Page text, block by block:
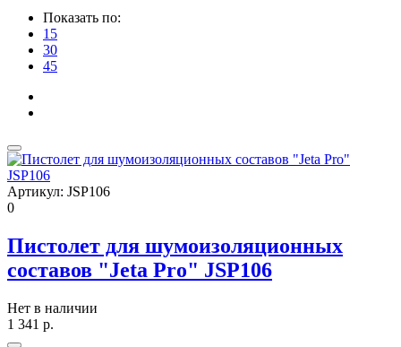
Показать по:
15
30
45
Артикул: JSP106
0
Пистолет для шумоизоляционных
составов "Jeta Pro" JSP106
Нет в наличии
1 341 р.